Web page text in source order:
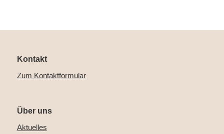
Kontakt
Zum Kontaktformular
Über uns
Aktuelles